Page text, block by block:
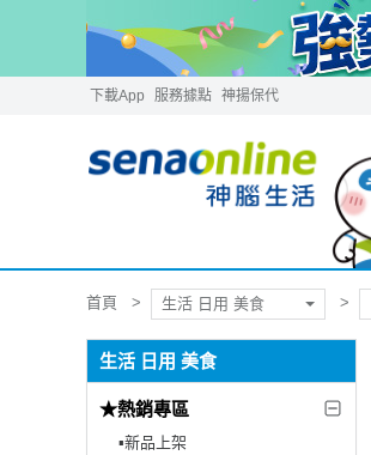
下載App 服務據點 神揚保代
首頁 生活 日用 美食
生活 日用 美食
★熱銷專區
▪︎新品上架